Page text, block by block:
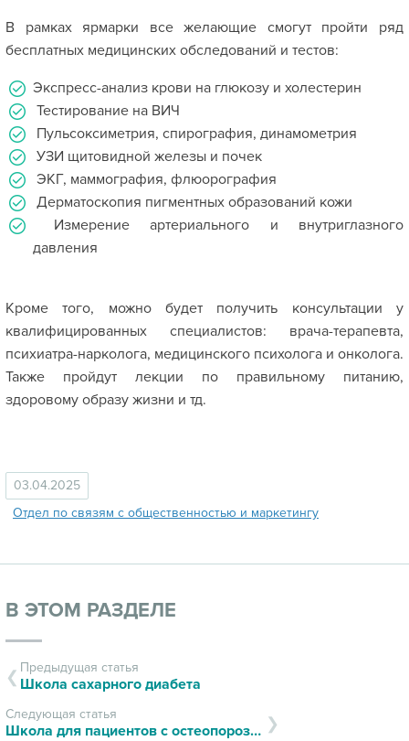
В рамках ярмарки все желающие смогут пройти ряд
бесплатных медицинских обследований и тестов:
Экспресс-анализ крови на глюкозу и холестерин
Тестирование на ВИЧ
Пульсоксиметрия, спирография, динамометрия
УЗИ щитовидной железы и почек
ЭКГ, маммография, флюорография
Дерматоскопия пигментных образований кожи
Измерение артериального и внутриглазного
давления
‍Кроме того, можно будет получить консультации у
квалифицированных специалистов: врача-терапевта,
психиатра-нарколога, медицинского психолога и онколога.
Также пройдут лекции по правильному питанию,
здоровому образу жизни и тд.
03.04.2025
Отдел по связям с общественностью и маркетингу
В ЭТОМ РАЗДЕЛЕ
Предыдущая статья
Школа сахарного диабета
Следующая статья
Школа для пациентов с остеопорозом